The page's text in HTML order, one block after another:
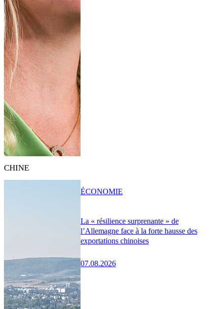
CHINE
La « résilience surprenante » de
l’Allemagne face à la forte hausse des
exportations chinoises
07.08.2026
ÉCONOMIE